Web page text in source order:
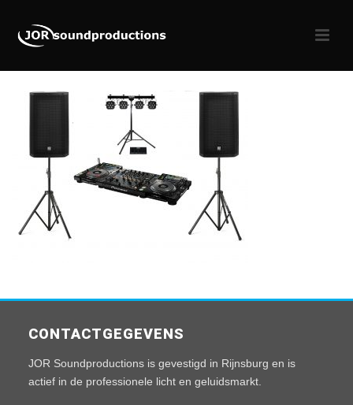
CONTACTGEGEVENS
JOR Soundproductions is gevestigd in Rijnsburg en is
actief in de professionele licht en geluidsmarkt.